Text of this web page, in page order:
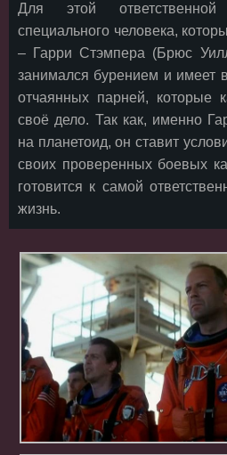
Для этой
специального человека,
– Гарри Стэмпера (Брюс
занимался бурением и имеет
отчаянных парней, которые
своё дело. Так как, именно
на планетоид, он ставит
своих проверенных боевых
готовится к самой
жизнь.